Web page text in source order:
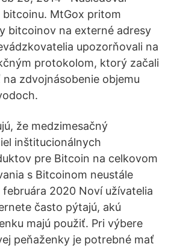
MtGox pritom
bitcoinov na externé adresy
upozorňovali na
protokolom, ktorý začali
zdvojnásobenie objemu
že medzimesačný
inštitucionálnych
pre Bitcoin na celkovom
s Bitcoinom neustále
februára 2020 Noví užívatelia
často pýtajú, akú
majú použiť. Pri výbere
peňaženky je potrebné mať